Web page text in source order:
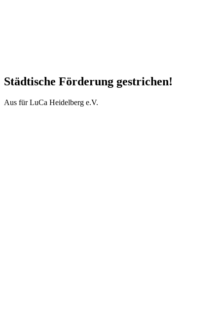
Städtische Förderung gestrichen!
Aus für LuCa Heidelberg e.V.